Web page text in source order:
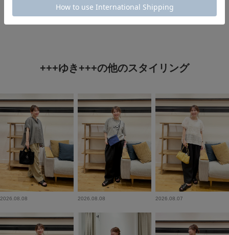
+++ゆき+++の他のスタイリング
2026.08.08 2026.08.08 2026.08.07